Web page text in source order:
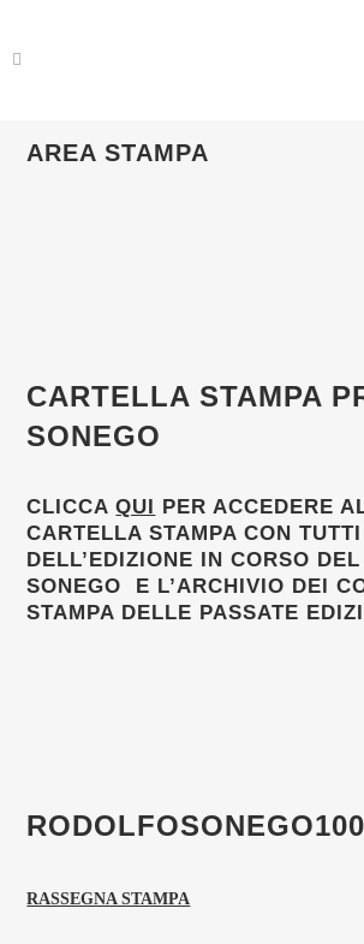
AREA STAMPA
CARTELLA STAMPA
SONEGO
CLICCAQUI PER ACCEDERE
CARTELLA STAMPA CON
DELL’EDIZIONE IN CORSO
SONEGO E L’ARCHIVIO DEI
STAMPA DELLE PASSATE
RODOLFOSONEGO100
RASSEGNA STAMPA